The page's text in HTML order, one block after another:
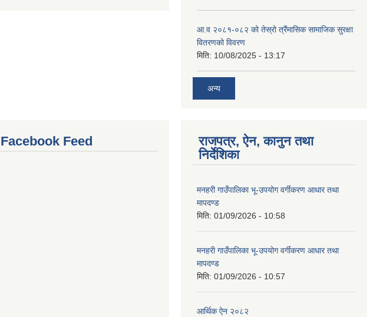
आ.व २०८१-०८२ को तेस्रो त्रैंमासिक सामाजिक सुरक्षा
वितरणको विवरण
मिति: 10/08/2025 - 13:17
अन्य
Facebook Feed
राजपत्र, ऐन, कानुन तथा
निर्देशिका
मनहरी गाउँपालिका भू-उपयोग वर्गीकरण आधार तथा
मापदण्ड
मिति: 01/09/2026 - 10:58
मनहरी गाउँपालिका भू-उपयोग वर्गीकरण आधार तथा
मापदण्ड
मिति: 01/09/2026 - 10:57
आर्थिक ऐन २०८२